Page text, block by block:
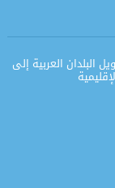
البلدان العربية إلى